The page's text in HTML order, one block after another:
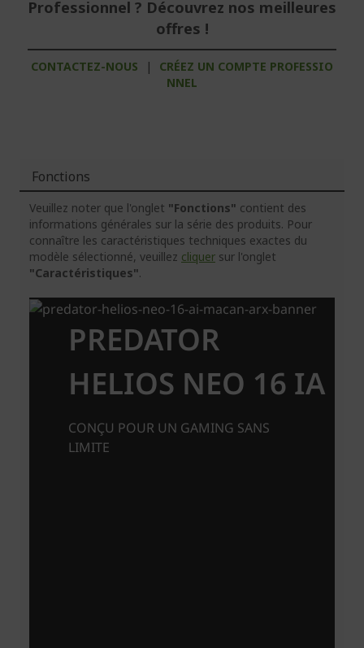
Professionnel ? Découvrez nos meilleures
offres !
CONTACTEZ-NOUS |
CRÉEZ UN COMPTE PROFESSIO
NNEL
Fonctions
Veuillez noter que l'onglet "Fonctions" contient des
informations générales sur la série des produits. Pour
connaître les caractéristiques techniques exactes du
modèle sélectionné, veuillez cliquer sur l'onglet
"Caractéristiques".